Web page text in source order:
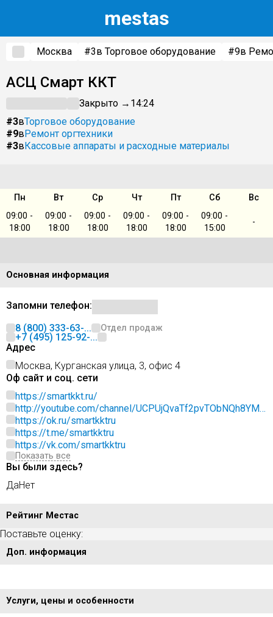
mestas
Москва #3в Торговое оборудование #9в
АСЦ Смарт ККТ
Закрыто → 14:24
#3вТорговое оборудование
#9вРемонт оргтехники
#3вКассовые аппараты и расходные материалы
Пн Вт Ср Чт Пт Сб
Вс
09:00 -
18:00
09:00 -
18:00
09:00 -
18:00
09:00 -
18:00
09:00 -
18:00
09:00 -
15:00
-
Основная информация
Запомни телефон:
8 (800) 333-63-...
Отдел продаж
+7 (495) 125-92-...
Адрес
Москва, Курганская улица, 3, офис 4
Оф сайт и соц. сети
https://smartkkt.ru/
http://youtube.com/channel/UCPUjQvaTf2pvTObNQh8YM5
g
https://ok.ru/smartkktru
https://t.me/smartkktru
https://vk.com/smartkktru
Показать все
Вы были здесь?
ДаНет
Рейтинг Местас
Поставьте оценку:
Доп. информация
Услуги, цены и особенности